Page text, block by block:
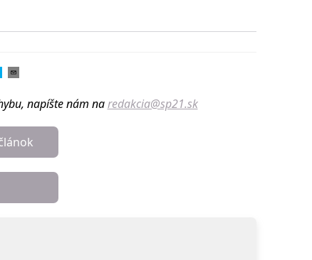
napíšte nám na redakcia@sp21.sk